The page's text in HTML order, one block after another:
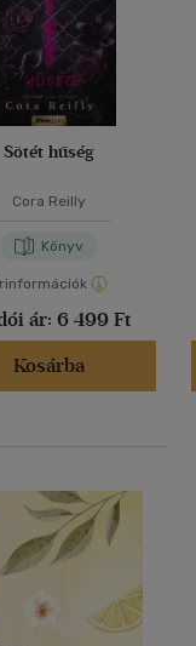
Sötét hűség
Cora Reilly
Könyv
ár: 6 499 Ft
Kosárba